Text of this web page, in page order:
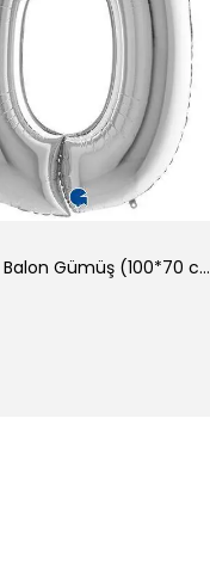
0 Rakam Folyo Balon Gümüş (100*70 cm)